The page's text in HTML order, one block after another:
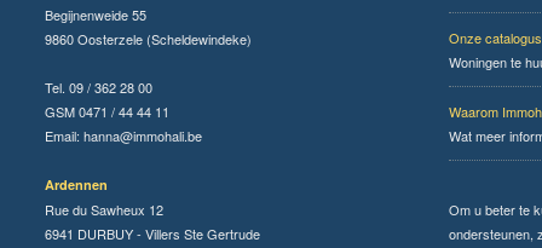
Begijnenweide 55
9860 Oosterzele (Scheldewindeke)
Tel. 09 / 362 28 00
GSM 0471 / 44 44 11
Email: hanna@immohali.be
Ardennen
Rue du Sawheux 12
6941 DURBUY - Villers Ste Gertrude
Onze catalogus
Woningen te
Waarom
Wat meer
Om u beter te
ondersteunen,